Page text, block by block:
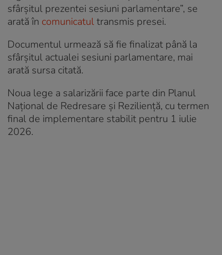
sfârșitul prezentei sesiuni parlamentare”, se
arată în comunicatultransmis presei.
Documentul urmează să fie finalizat până la
sfârşitul actualei sesiuni parlamentare, mai
arată sursa citată.
Noua lege a salarizării face parte din Planul
Naţional de Redresare şi Rezilienţă, cu termen
final de implementare stabilit pentru 1 iulie
2026.